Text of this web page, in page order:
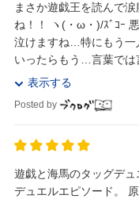
まさか遊戯王を読んで
ね！！ ヽ(・ω・)/ｽﾞｺｰ 悪の心に支配された城之内と遊戯の一戦は
泣けますね…特にもう一
いったらもう…言葉では言い表せ
んな展開があ...
表示する
Posted by
遊戯と海馬のタッグデ
デュエルエピソード。